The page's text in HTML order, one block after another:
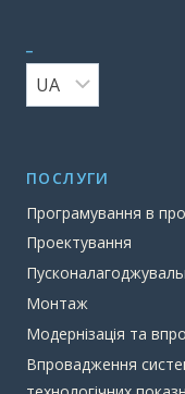
ПОСЛУГИ
Програмування в
Проектування
Монтаж
Модернізація та
Впровадження